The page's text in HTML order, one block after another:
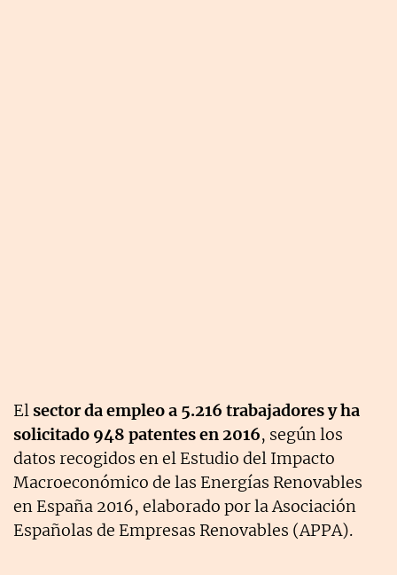
Elsector da empleo a 5.216 trabajadores y ha
solicitado 948 patentes en 2016, según los
datos recogidos en el Estudio del Impacto
Macroeconómico de las Energías Renovables
en España 2016, elaborado por la Asociación
Españolas de Empresas Renovables (APPA).